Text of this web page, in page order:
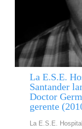
La E.S.E.
Santander
Doctor
gerente
La E.S.E.